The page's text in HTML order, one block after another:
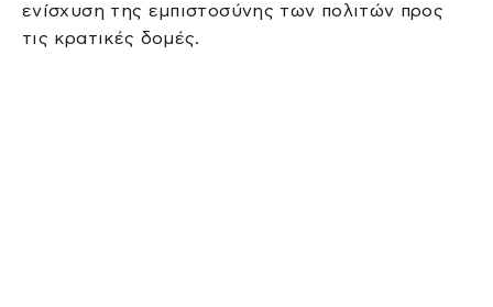
ενίσχυση της εμπιστοσύνης των πολιτών προς
τις κρατικές δομές.